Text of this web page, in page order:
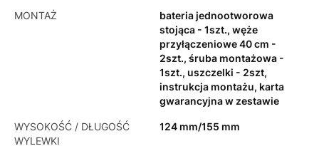
MONTAŻ
bateria jednootworowa
stojąca - 1szt., węże
przyłączeniowe 40 cm -
2szt., śruba montażowa -
1szt., uszczelki - 2szt,
instrukcja montażu, karta
gwarancyjna w zestawie
WYSOKOŚĆ / DŁUGOŚĆ
WYLEWKI
124 mm/155 mm